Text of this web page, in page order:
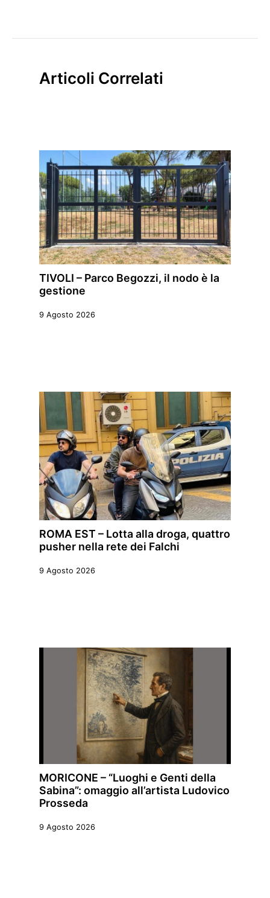
Articoli Correlati
TIVOLI – Parco Begozzi, il nodo è la
gestione
9 Agosto 2026
ROMA EST – Lotta alla droga, quattro
pusher nella rete dei Falchi
9 Agosto 2026
MORICONE – “Luoghi e Genti della
Sabina”: omaggio all’artista Ludovico
Prosseda
9 Agosto 2026